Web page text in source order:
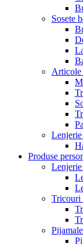
Sosete
Articole
Produse
Lenjerie
Tricouri